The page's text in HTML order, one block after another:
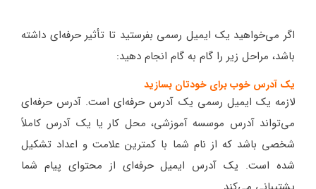
اگر می‌خواهید یک ایمیل رسمی بفرستید تا تأثیر حرفه‌ای داشته
باشد، مراحل زیر را گام به گام انجام دهید:
یک آدرس خوب برای خودتان بسازید
لازمه یک ایمیل رسمی یک آدرس حرفه‌ای است. آدرس حرفه‌ای
می‌تواند آدرس موسسه آموزشی، محل کار یا یک آدرس کاملاً
شخصی باشد که از نام شما با کمترین علامت و اعداد تشکیل
شده است. یک آدرس ایمیل حرفه‌ای از محتوای پیام شما